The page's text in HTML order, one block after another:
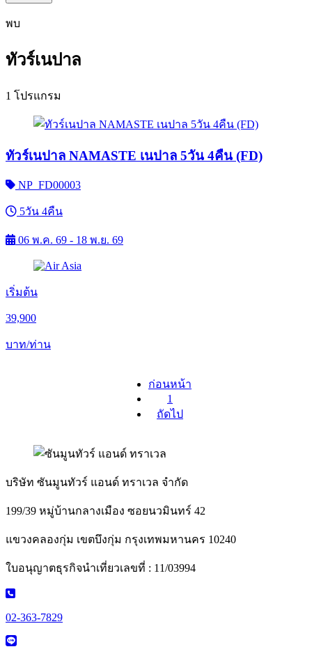
พบ
ทัวร์เนปาล
1 โปรแกรม
ทัวร์เนปาล NAMASTE เนปาล 5วัน 4คืน (FD)
NP_FD00003
5วัน 4คืน
06 พ.ค. 69 - 18 พ.ย. 69
เริ่มต้น
39,900
บาท/ท่าน
ก่อนหน้า
1
ถัดไป
บริษัท ซันมูนทัวร์ แอนด์ ทราเวล จำกัด
199/39 หมู่บ้านกลางเมือง ซอยนวมินทร์ 42
แขวงคลองกุ่ม เขตบึงกุ่ม กรุงเทพมหานคร 10240
ใบอนุญาตธุรกิจนำเที่ยวเลขที่ : 11/03994
02-363-7829